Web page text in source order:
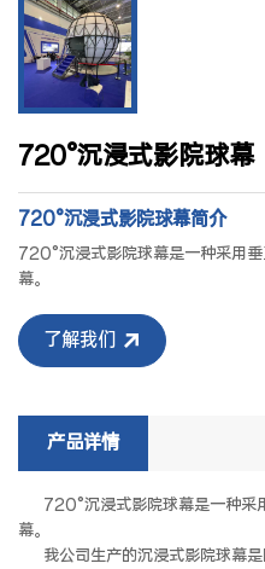
720°沉浸式影院球幕
720°沉浸式影院球幕简介
720°沉浸式影院球幕是一种采用
幕。
了解我们
产品详情
720°沉浸式影院球幕是一种采
幕。
我公司生产的沉浸式影院球幕是